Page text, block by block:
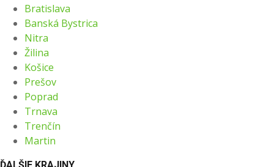
Bratislava
Banská Bystrica
Nitra
Žilina
Košice
Prešov
Poprad
Trnava
Trenčín
Martin